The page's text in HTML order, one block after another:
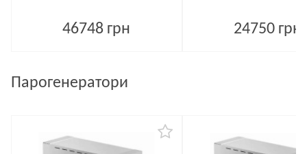
46748 грн 24750 грн
Парогенератори